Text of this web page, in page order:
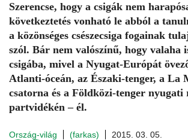
Szerencse, hogy a csigák nem
következtetés vonható le abból a
a közönséges csészecsiga fogainak
szól. Bár nem valószínű, hogy valaha
csigába, mivel a Nyugat-Európát
Atlanti-óceán, az Északi-tenger, a La
csatorna és a Földközi-tenger nyugati
partvidékén – él.
Ország-világ (farkas) 2015. 03. 05.